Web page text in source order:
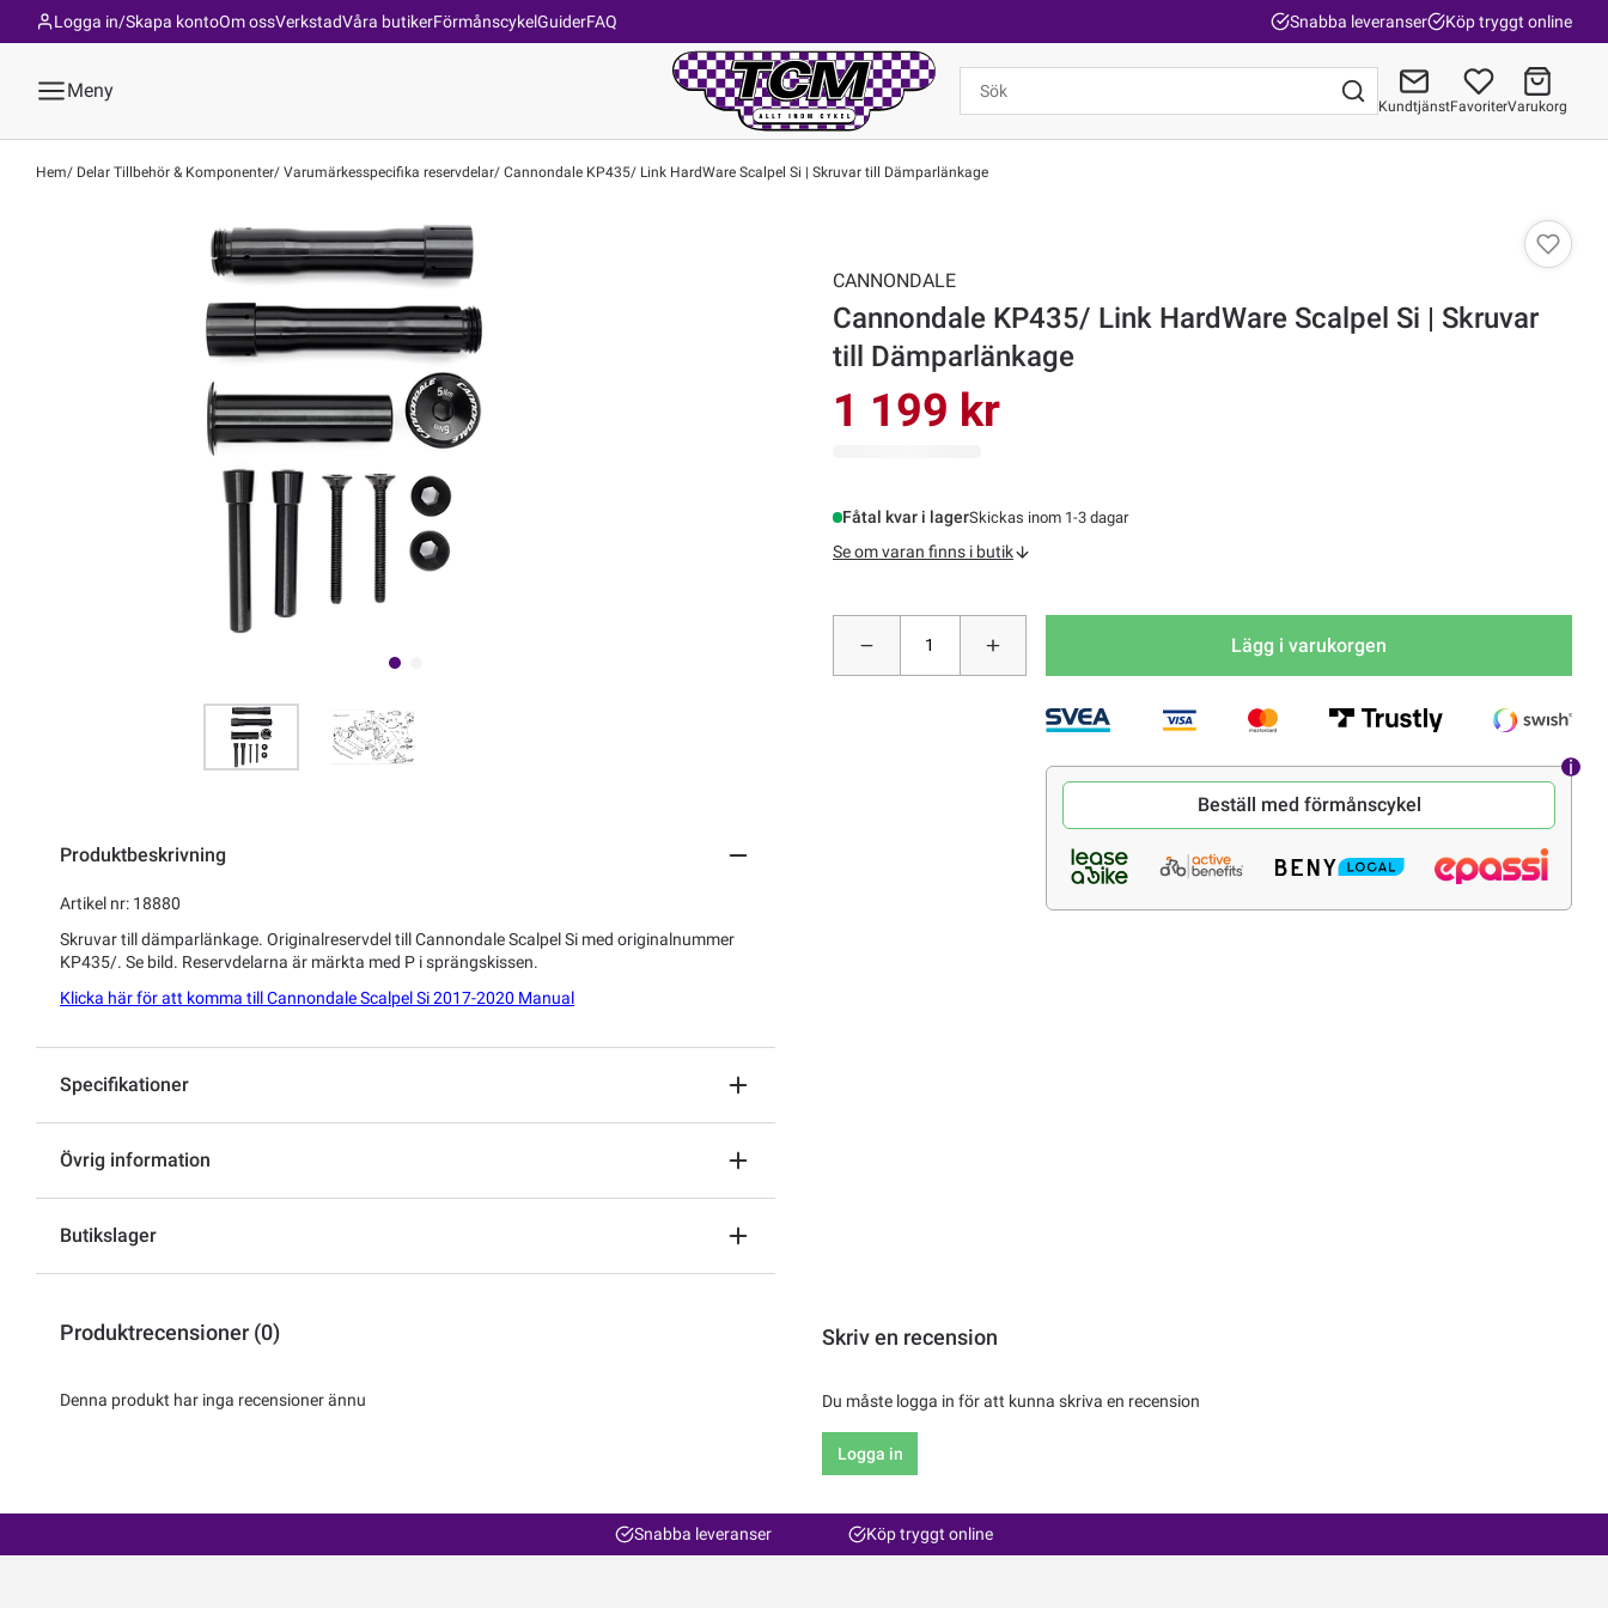
Om ossVerkstadVåra butikerFörmånscykelGuiderFAQ
Logga in/Skapa konto Snabba leveranser Köp tryggt online
Meny
KundtjänstFavoriterVarukorg
Hem Delar Tillbehör & Komponenter Varumärkesspecifika reservdelar Cannondale KP435/ Link HardWare Scalpel Si | Skruvar till Dämparlänkage
Produktbeskrivning
Artikel nr: 18880
Skruvar till dämparlänkage. Originalreservdel till Cannondale Scalpel Si med originalnummer
KP435/. Se bild. Reservdelarna är märkta med P i sprängskissen.
Klicka här för att komma till Cannondale Scalpel Si 2017-2020 Manual
Specifikationer
Övrig information
Butikslager
CANNONDALE
Cannondale KP435/ Link HardWare Scalpel Si | Skruvar
till Dämparlänkage
1 199 kr
Fåtal kvar i lagerSkickas inom 1-3 dagar
Se om varan finns i butik
Lägg i varukorgen
Beställ med förmånscykel
Produktrecensioner (0)
Denna produkt har inga recensioner ännu
Skriv en recension
Du måste logga in för att kunna skriva en recension
Logga in
Snabba leveranser Köp tryggt online